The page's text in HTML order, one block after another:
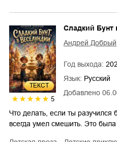
ТЕКСТ
5
Добавлено
Сладкий Бунт
Андрей Добрый
Год выхода:
Язык: Русский
Что делать, если ты
всегда умел смешить. Это